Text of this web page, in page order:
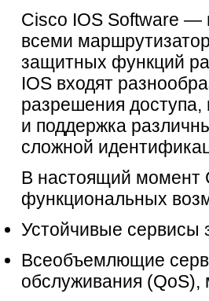
Cisco IOS Software —
всеми
защитных функций
IOS входят
разрешения доступа,
и поддержка
сложной
В настоящий момент
функциональных
Устойчивые сервисы
Всеобъемлющие
обслуживания (QoS),